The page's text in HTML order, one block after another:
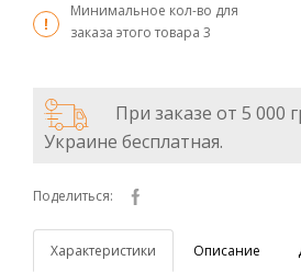
Минимальное кол-во для
заказа этого товара 3
При заказе от 5 000
Украине бесплатная.
Поделиться:
Характеристики Описание